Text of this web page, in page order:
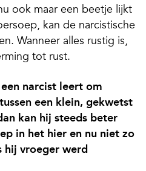
ook maar een beetje lijkt
kan de narcistische
Wanneer alles rustig is,
tot rust.
narcist leert om
een klein, gekwetst
kan hij steeds beter
in het hier en nu niet zo
hij vroeger werd